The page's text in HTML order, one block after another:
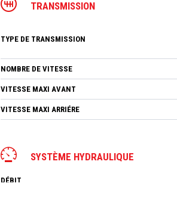
TRANSMISSION
TYPE DE TRANSMISSION
NOMBRE DE VITESSE
VITESSE MAXI AVANT
VITESSE MAXI ARRIÉRE
SYSTÈME HYDRAULIQUE
DÉBIT